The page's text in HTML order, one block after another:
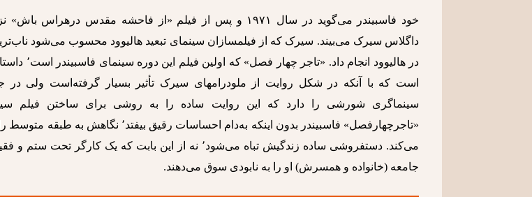
داگلاس سیرک می‌بیند. سیرک که از فیلمسازان سینمای تبعید هالیوود محسوب می‌شود
در هالیوود انجام
سینماگری شورشی را دارد که این روایت ساده ‌را به روشی برای ساختن فیلم
«تاجرچهارفصل» فاسبیندر بدون اینکه به‌دام احساسات رقیق
می‌کند. دستفروشی ساده زندگیش تباه می‌شود٬ نه از این بابت که یک
جامعه (خانواده و همسرش) او را به نابودی سوق می‌دهند.